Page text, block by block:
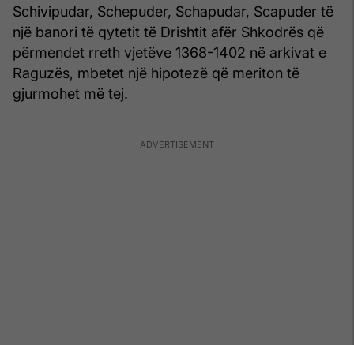
Schivipudar, Schepuder, Schapudar, Scapuder të
një banori të qytetit të Drishtit afër Shkodrës që
përmendet rreth vjetëve 1368-1402 në arkivat e
Raguzës, mbetet një hipotezë që meriton të
gjurmohet më tej.